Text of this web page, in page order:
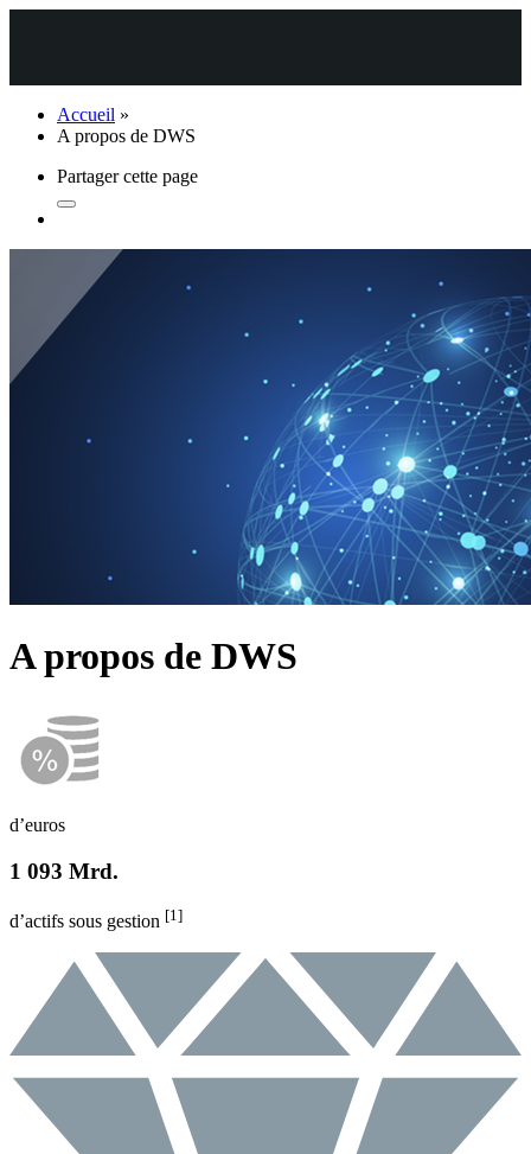
Accueil »
A propos de DWS
Partager cette page
A propos de DWS
d’euros
1 093 Mrd.
d’actifs sous gestion [1]